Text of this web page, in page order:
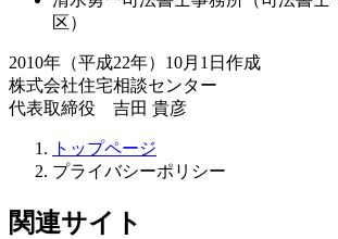
区）
2010年（平成22年）10月1日作成
株式会社住宅相談センター
代表取締役 吉田 貴彦
トップページ
プライバシーポリシー
関連サイト